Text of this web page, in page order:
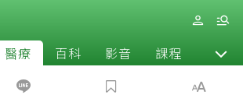
醫療 百科 影音 課程 退休